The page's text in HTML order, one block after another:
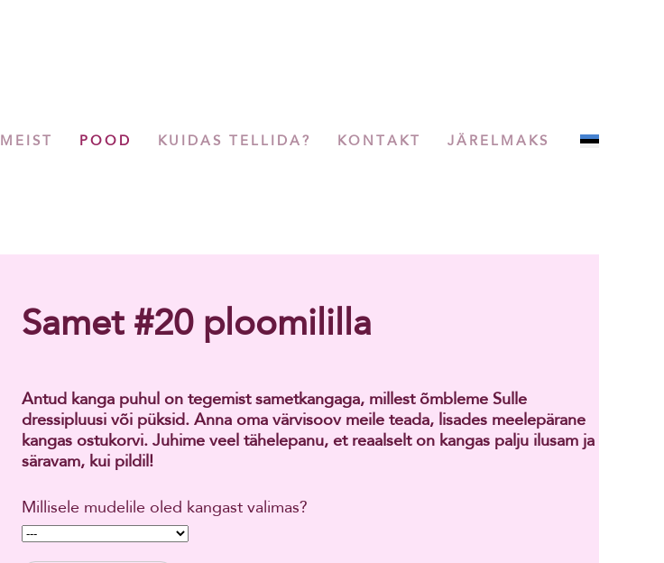
MEIST POOD KUIDAS TELLIDA? KONTAKT JÄRELMAKS
Samet #20 ploomililla
Antud kanga puhul on tegemist sametkangaga, millest õmbleme Sulle
dressipluusi või püksid. Anna oma värvisoov meile teada, lisades meelepärane
kangas ostukorvi. Juhime veel tähelepanu, et reaalselt on kangas palju ilusam ja
säravam, kui pildil!
Millisele mudelile oled kangast valimas?